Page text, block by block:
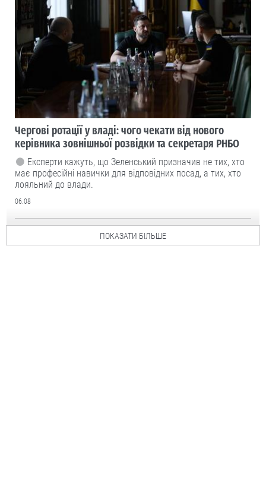
Чергові ротації у владі: чого чекати від нового
керівника зовнішньої розвідки та секретаря РНБО
Експерти кажуть, що Зеленський призначив не тих, хто
має професійні навички для відповідних посад, а тих, хто
лояльний до влади.
06.08
ПОКАЗАТИ БІЛЬШЕ